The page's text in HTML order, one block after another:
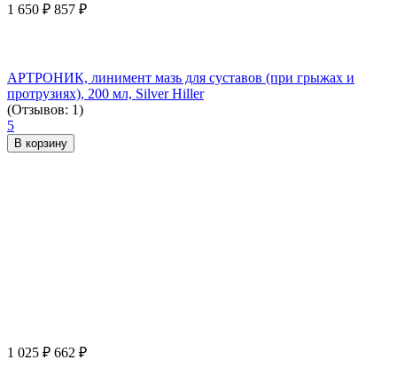
1 650 ₽ 857 ₽
АРТРОНИК, линимент мазь для суставов (при грыжах и
протрузиях), 200 мл, Silver Hiller
(Отзывов: 1)
5
В корзину
1 025 ₽ 662 ₽